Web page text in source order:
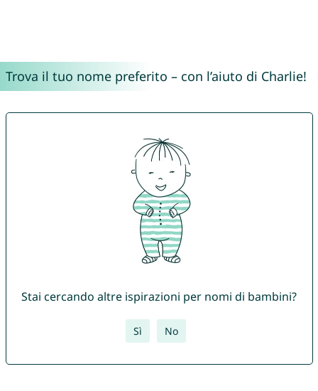
Trova il tuo nome preferito – con l’aiuto di Charlie!
Stai cercando altre ispirazioni per nomi di bambini?
Sì No